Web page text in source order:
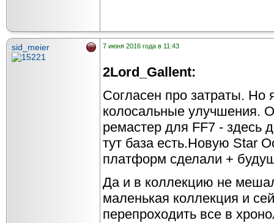
sid_meier 7 июня 2016 года в 11:43
2Lord_Gallent:
Согласен про затраты. Но
колосальные улучшения.
ремастер для FF7 - здесь
тут база есть.Новую Star
платформ сделали +
Да и в коллекцию не
маленькая коллекция и
перепроходить все в